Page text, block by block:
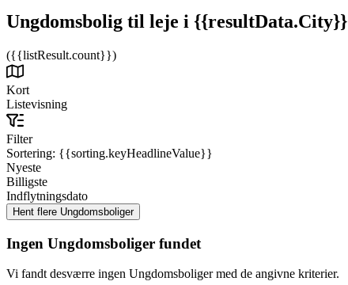
Ungdomsbolig til leje i {{resultData.City}}
({{listResult.count}})
Kort
Listevisning
Filter
Sortering: {{sorting.keyHeadlineValue}}
Nyeste
Billigste
Indflytningsdato
Ingen Ungdomsboliger fundet
Vi fandt desværre ingen Ungdomsboliger med de angivne kriterier.